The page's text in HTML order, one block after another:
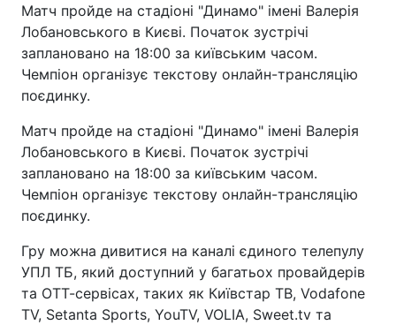
Матч пройде на стадіоні "Динамо" імені Валерія
Лобановського в Києві. Початок зустрічі
заплановано на 18:00 за київським часом.
Чемпіон організує текстову онлайн-трансляцію
поєдинку.
Матч пройде на стадіоні "Динамо" імені Валерія
Лобановського в Києві. Початок зустрічі
заплановано на 18:00 за київським часом.
Чемпіон організує текстову онлайн-трансляцію
поєдинку.
Гру можна дивитися на каналі єдиного телепулу
УПЛ ТБ, який доступний у багатьох провайдерів
та ОТТ-сервісах, таких як Київстар ТВ, Vodafone
TV, Setanta Sports, YouTV, VOLIA, Sweet.tv та